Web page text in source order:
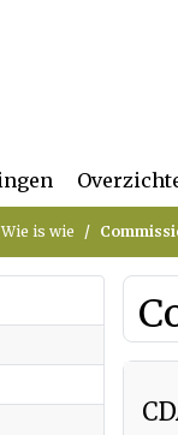
Wie is wie